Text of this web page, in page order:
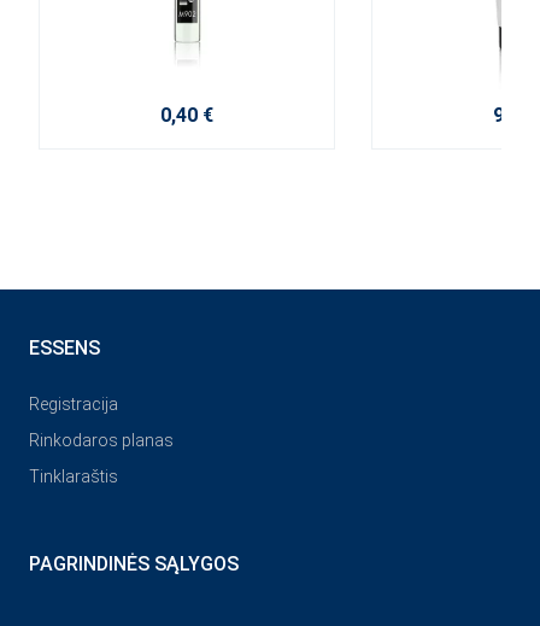
0,40 € 9,20
ESSENS
Registracija
Rinkodaros planas
Tinklaraštis
PAGRINDINĖS SĄLYGOS